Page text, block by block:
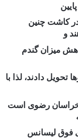
کاشت چنین
و
میزان گندم
دادند، لذا با
خراسان رضوی است
فوق لیسانس